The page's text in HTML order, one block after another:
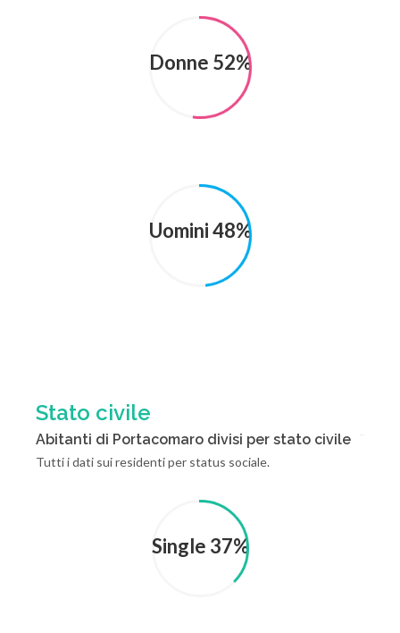
Donne 52%
Uomini 48%
Stato civile
Abitanti di Portacomaro divisi per stato civile
Tutti i dati sui residenti per status sociale.
Single 37%